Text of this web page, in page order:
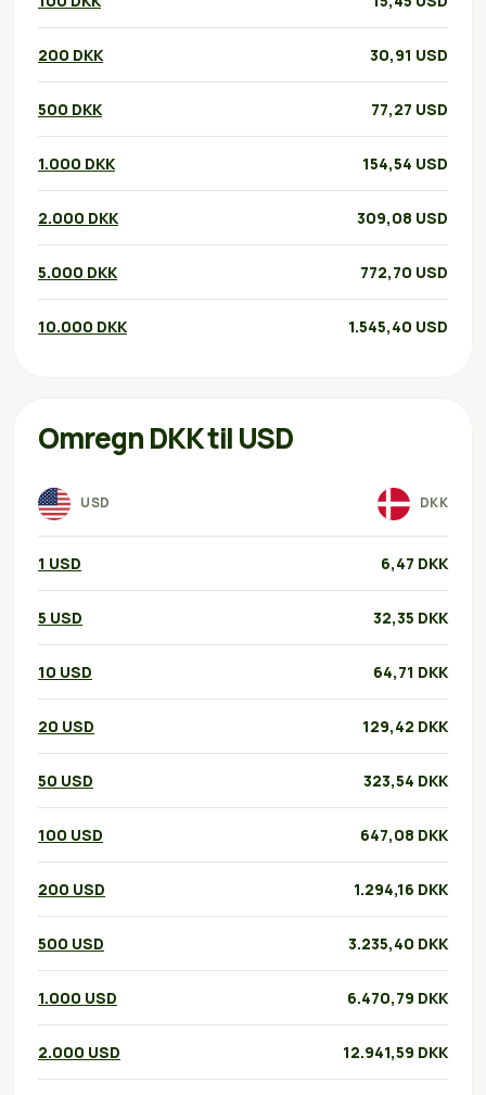
200 DKK 30,91 USD
500 DKK 77,27 USD
1.000 DKK 154,54 USD
2.000 DKK 309,08 USD
5.000 DKK 772,70 USD
10.000 DKK 1.545,40 USD
Omregn DKK til USD
USD DKK
1 USD 6,47 DKK
5 USD 32,35 DKK
10 USD 64,71 DKK
20 USD 129,42 DKK
50 USD 323,54 DKK
100 USD 647,08 DKK
200 USD 1.294,16 DKK
500 USD 3.235,40 DKK
1.000 USD 6.470,79 DKK
2.000 USD 12.941,59 DKK